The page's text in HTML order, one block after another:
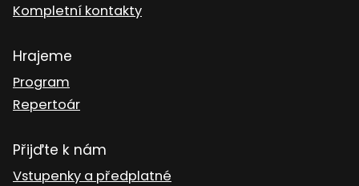
Kompletní kontakty
Hrajeme
Program
Repertoár
Přijďte k nám
Vstupenky a předplatné